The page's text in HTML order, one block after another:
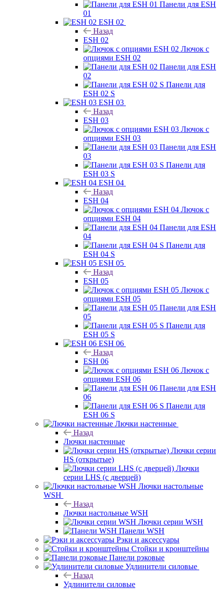
Панели для ESH
01
ESH 02
Назад
ESH 02
Лючок с
опциями ESH 02
Панели для ESH
02
Панели для
ESH 02 S
ESH 03
Назад
ESH 03
Лючок с
опциями ESH 03
Панели для ESH
03
Панели для
ESH 03 S
ESH 04
Назад
ESH 04
Лючок с
опциями ESH 04
Панели для ESH
04
Панели для
ESH 04 S
ESH 05
Назад
ESH 05
Лючок с
опциями ESH 05
Панели для ESH
05
Панели для
ESH 05 S
ESH 06
Назад
ESH 06
Лючок с
опциями ESH 06
Панели для ESH
06
Панели для
ESH 06 S
Лючки настенные
Назад
Лючки настенные
Лючки серии
HS (открытые)
Лючки
серии LHS (с дверцей)
Лючки настольные
WSH
Назад
Лючки настольные WSH
Лючки серии WSH
Панели WSH
Рэки и аксессуары
Стойки и кронштейны
Панели рэковые
Удлинители силовые
Назад
Удлинители силовые